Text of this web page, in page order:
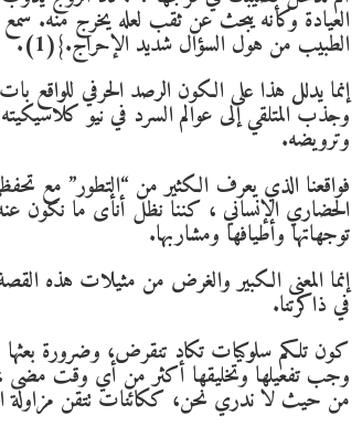
العيادة وكأنه يبحث عن ثقب لعله يخرج منه.
الطبيب من هول السؤال شديد الإحراج.}(1).
إنما يدلل هذا على الكون الرصد الحرفي للواقع
وجذب المتلقي إلى عوالم السرد في نيو كلاسيكيته
وترويضه.
فواقعنا الذي يعرف الكثير من “التطور” مع
الحضاري الإنساني ، كننا نظل أنأى ما نكون
توجهاتها وأطيافها ومشاربها.
إنما المعنى الكبير والغرض من مثيلات هذه
في ذاكرتنا.
كون تلكم سلوكيات تكاد تنقرض، وضرورة بعثها في
وجب تفعيلها وتخليقها أكثر من أي وقت
من حيث لا ندري نحن، ككائنات تتقن مزاولة